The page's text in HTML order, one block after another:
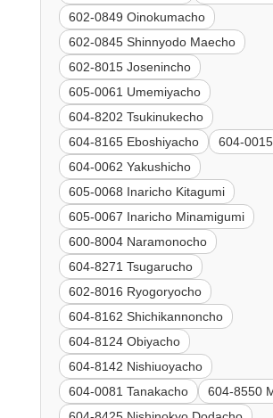
602-0849 Oinokumacho
602-0845 Shinnyodo Maecho
602-8015 Josenincho
605-0061 Umemiyacho
604-8202 Tsukinukecho
604-8165 Eboshiyacho
604-
604-0062 Yakushicho
605-0068 Inaricho Kitagumi
605-0067 Inaricho Minamigumi
600-8004 Naramonocho
604-8271 Tsugarucho
602-8016 Ryogoryocho
604-8162 Shichikannoncho
604-8124 Obiyacho
604-8142 Nishiuoyacho
604-0081 Tanakacho
604-8550